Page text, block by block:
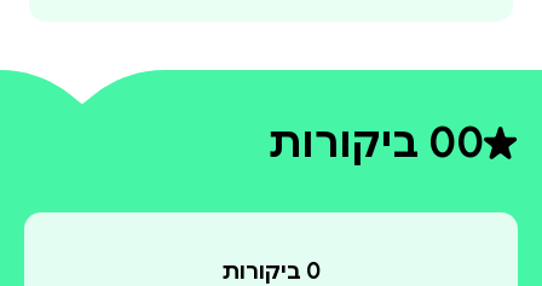
0דירוג ממוצע 0 מתוך 5
0 ביקורות
0 ביקורות